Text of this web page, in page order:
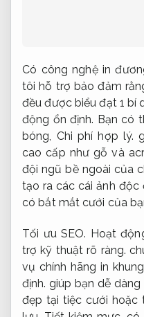
Có công nghệ in
tôi hỗ trợ bảo đảm
đều được biểu đạt 1 bí
động ổn định. Bạn có
bóng, Chi phí hợp lý.
cao cấp như gỗ và
đội ngũ bề ngoài của
tạo ra các cái ảnh độc
có bắt mắt cưới của
Tối ưu SEO. Hoạt
trợ kỹ thuật rõ ràng.
vụ chính hãng in
định. giúp bạn dễ
đẹp tại tiệc cưới hoặc